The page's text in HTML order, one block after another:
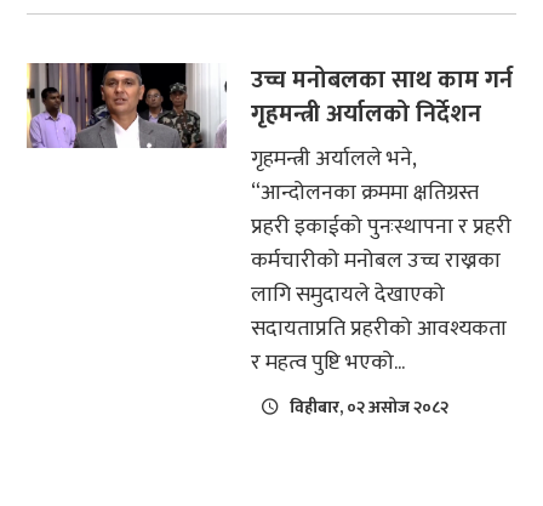
उच्च मनोबलका साथ काम गर्न
गृहमन्त्री अर्यालको निर्देशन
गृहमन्त्री अर्यालले भने,
“आन्दोलनका क्रममा क्षतिग्रस्त
प्रहरी इकाईको पुनःस्थापना र प्रहरी
कर्मचारीको मनोबल उच्च राख्नका
लागि समुदायले देखाएको
सदायताप्रति प्रहरीको आवश्यकता
र महत्व पुष्टि भएको...
विहीबार, ०२ असोज २०८२